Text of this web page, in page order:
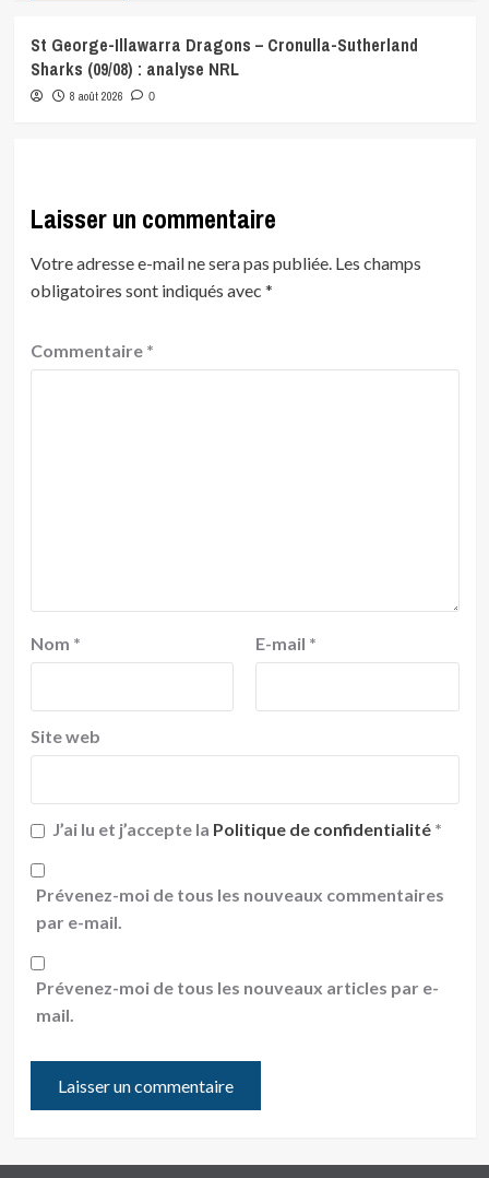
St George-Illawarra Dragons – Cronulla-Sutherland
Sharks (09/08) : analyse NRL
8 août 2026 0
Laisser un commentaire
Votre adresse e-mail ne sera pas publiée. Les champs
obligatoires sont indiqués avec *
Commentaire *
Nom * E-mail *
Site web
J’ai lu et j’accepte la Politique de confidentialité *
Prévenez-moi de tous les nouveaux commentaires
par e-mail.
Prévenez-moi de tous les nouveaux articles par e-
mail.